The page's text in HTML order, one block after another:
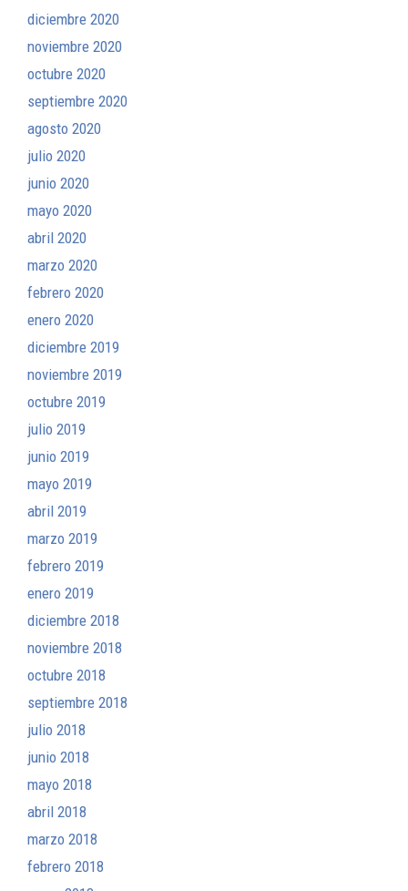
diciembre 2020
noviembre 2020
octubre 2020
septiembre 2020
agosto 2020
julio 2020
junio 2020
mayo 2020
abril 2020
marzo 2020
febrero 2020
enero 2020
diciembre 2019
noviembre 2019
octubre 2019
julio 2019
junio 2019
mayo 2019
abril 2019
marzo 2019
febrero 2019
enero 2019
diciembre 2018
noviembre 2018
octubre 2018
septiembre 2018
julio 2018
junio 2018
mayo 2018
abril 2018
marzo 2018
febrero 2018